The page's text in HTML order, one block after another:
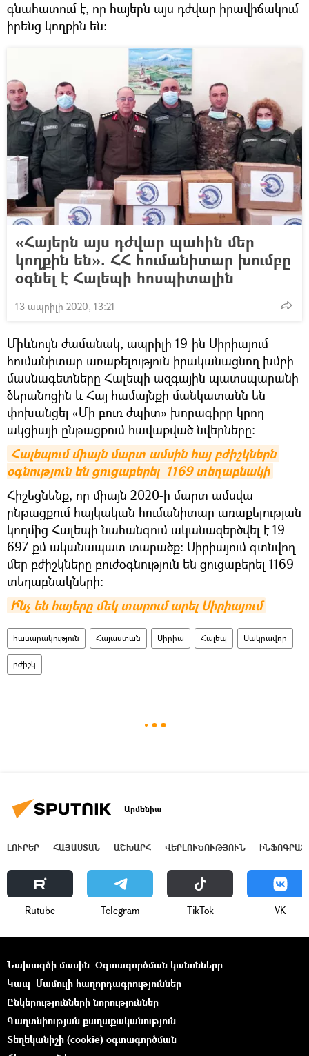
գնահատում է, որ հայերն այս դժվար իրավիճակում
իրենց կողքին են։
«Հայերն այս դժվար պահին մեր
կողքին են». ՀՀ հումանիտար խումբը
օգնել է Հալեպի հոսպիտալին
13 ապրիլի 2020, 13:21
Միևնույն ժամանակ, ապրիլի 19-ին Սիրիայում
հումանիտար առաքելություն իրականացնող խմբի
մասնագետները Հալեպի ազգային պատսպարանի
ծերանոցին և Հայ համայնքի մանկատանն են
փոխանցել «Մի բուռ ժպիտ» խորագիրը կրող
ակցիայի ընթացքում հավաքված նվերները:
Հալեպում միայն մարտ ամսին հայ բժիշկներն
օգնություն են ցուցաբերել  1169 տեղաբնակի
Հիշեցնենք, որ միայն 2020-ի մարտ ամսվա
ընթացքում հայկական հումանիտար առաքելության
կողմից Հալեպի նահանգում ականազերծվել է 19
697 քմ ականապատ տարածք: Սիրիայում գտնվող
մեր բժիշկները բուժօգնություն են ցուցաբերել 1169
տեղաբնակների։
Ի՞նչ են հայերը մեկ տարում արել Սիրիայում
հասարակություն Հայաստան Սիրիա Հալեպ Սակրավոր
բժիշկ
Արմենիա
ԼՈՒՐԵՐ ՀԱՅԱՍՏԱՆ ԱՇԽԱՐՀ ՎԵՐԼՈՒԾՈՒԹՅՈՒՆ
Rutube Telegram ТikТоk VK
Նախագծի մասին Օգտագործման կանոնները
Կապ Մամուլի հաղորդագրություններ
Ընկերությունների նորություններ
Գաղտնիության քաղաքականություն
Տեղեկանիշի (cookie) օգտագործման